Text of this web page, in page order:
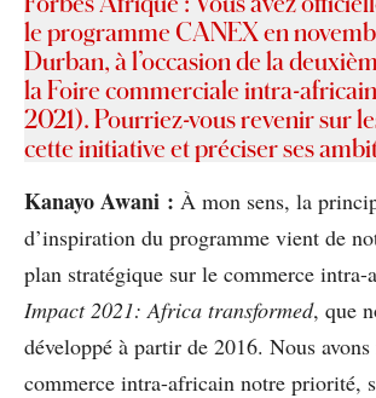
le programme CANEX en
Durban, à l’occasion de la
la Foire commerciale intra-
2021). Pourriez-vous revenir sur
cette initiative et préciser ses
Kanayo Awani : À mon sens, la
d’inspiration du programme vient de
plan stratégique sur le commerce
Impact 2021: Africa transformed, que
développé à partir de 2016. Nous
commerce intra-africain notre priorité,